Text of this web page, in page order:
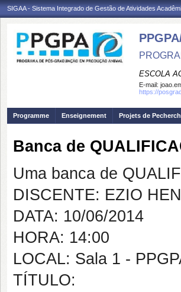
SIGAA - Sistema Integrado de Gestão de Atividades
ESCOLA
E-mail:
https://
Programme Enseignement Projets de
Banca de
Uma banca de
DISCENTE: EZIO
DATA: 10/06/2014
HORA: 14:00
LOCAL: Sala 1 -
TÍTULO: